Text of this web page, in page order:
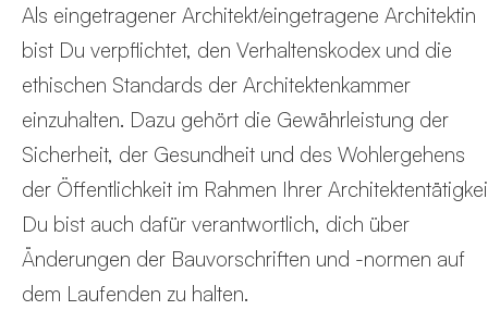
Als eingetragener Architekt/eingetragene Architektin
bist Du verpflichtet, den Verhaltenskodex und die
ethischen Standards der Architektenkammer
einzuhalten. Dazu gehört die Gewährleistung der
Sicherheit, der Gesundheit und des Wohlergehens
der Öffentlichkeit im Rahmen Ihrer
Du bist auch dafür verantwortlich, dich über
Änderungen der Bauvorschriften und -normen auf
dem Laufenden zu halten.